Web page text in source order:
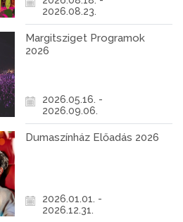
2026.08.23.
Margitsziget Programok
2026
2026.05.16. -
2026.09.06.
Dumaszínház Előadás 2026
2026.01.01. -
2026.12.31.